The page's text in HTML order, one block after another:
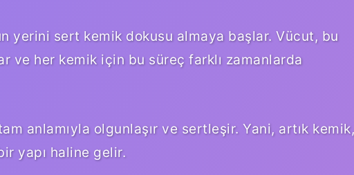
yerini sert kemik dokusu almaya başlar. Vücut, bu
ve her kemik için bu süreç farklı zamanlarda
anlamıyla olgunlaşır ve sertleşir. Yani, artık kemik,
yapı haline gelir.